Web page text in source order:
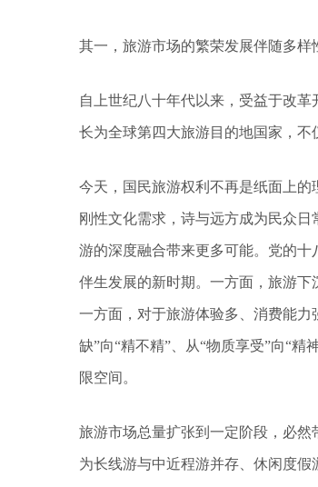
其一，旅游市场的繁荣发展伴随多样
自上世纪八十年代以来，受益于改
长为全球第四大旅游目的地国家，不
今天，国民旅游权利不再是纸面上
刚性文化需求，诗与远方成为民众
游的深度融合带来更多可能。党的
伴生发展的新时期。一方面，旅游
一方面，对于旅游体验多、消费能力
缺”向“精不精”、从“物质享受”向“
限空间。
旅游市场总量扩张到一定阶段，必
为长线游与中近程游并存、休闲度